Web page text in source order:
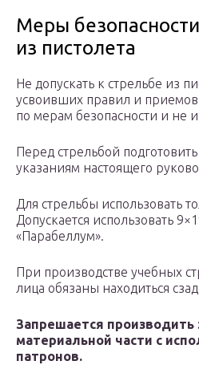
Меры
из пистолета
Не допускать к стрельбе из
усвоивших правил и
по мерам безопасности и не
Перед стрельбой подготовить
указаниям настоящего
Для стрельбы использовать
Допускается использовать
«Парабеллум».
При производстве учебных
лица обязаны находиться
Запрешается производить
материальной части с
патронов.